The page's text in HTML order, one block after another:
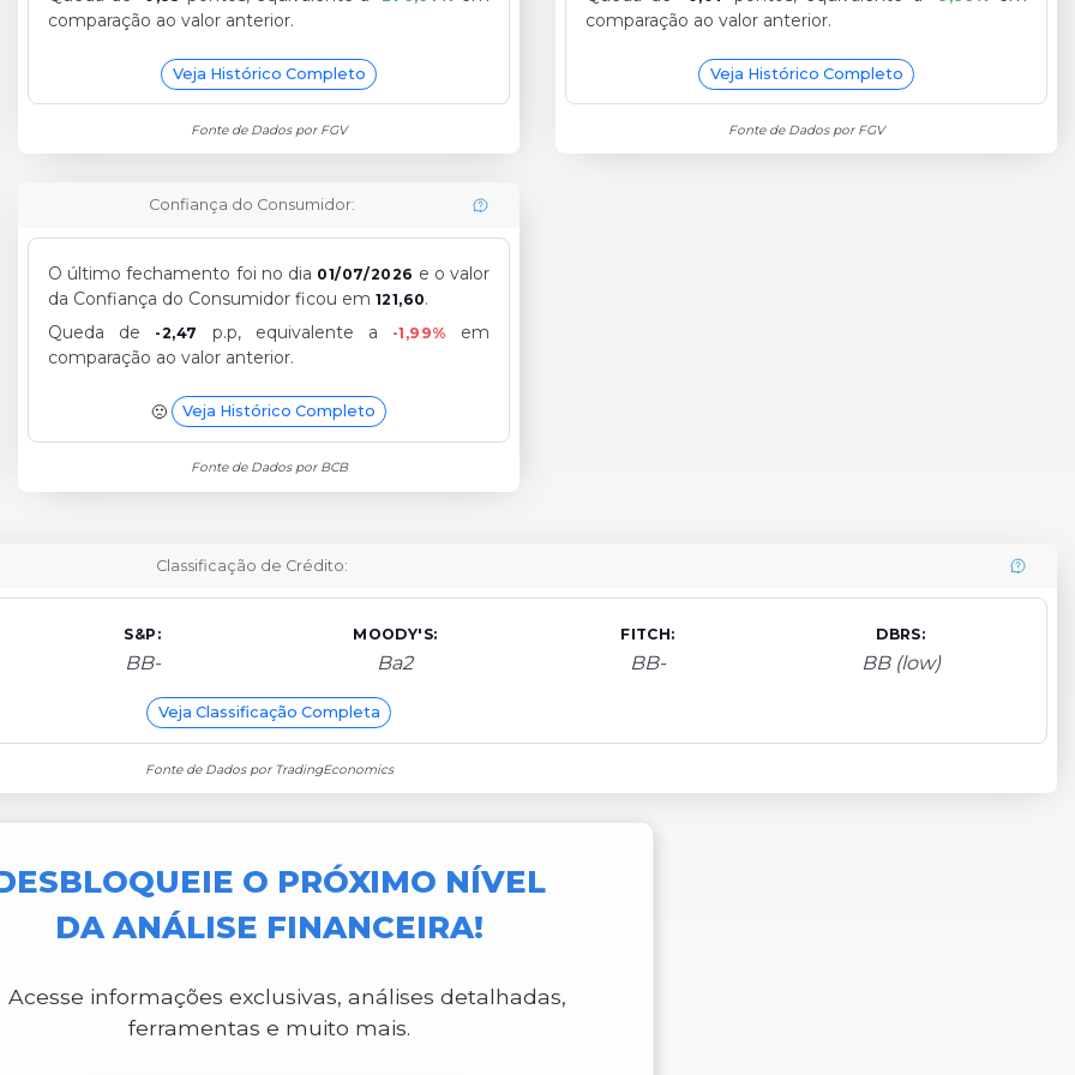
comparação ao valor anterior.
Veja Histórico Completo
Fonte de Dados por FGV
comparação ao valor anterior.
Veja Histórico Completo
Fonte de Dados por FGV
Confiança do Consumidor:
O último fechamento foi no dia 01/07/2026 e o valor
da Confiança do Consumidor ficou em 121,60.
Queda de
-2,47 p.p, equivalente a -1,99% em
comparação ao valor anterior.
Veja Histórico Completo
Fonte de Dados por BCB
Classificação de Crédito:
S&P:
BB-
MOODY'S:
Ba2
FITCH:
BB-
DBRS:
BB (low)
Veja Classificação Completa
Fonte de Dados por TradingEconomics
O PRÓXIMO NÍVEL
DA ANÁLISE FINANCEIRA!
Acesse informações exclusivas, análises detalhadas,
ferramentas e muito mais.